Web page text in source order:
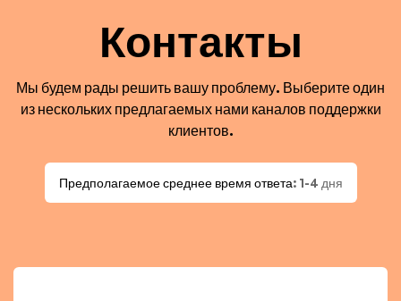
Контакты
Мы будем рады решить вашу проблему. Выберите один
из нескольких предлагаемых нами каналов поддержки
клиентов.
Предполагаемое среднее время ответа: 1-4 дня